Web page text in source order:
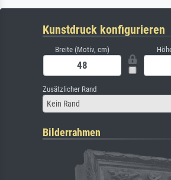
Kunstdruck konfigurieren
Breite (Motiv, cm)
Zusätzlicher Rand
Kein Rand
Bilderrahmen